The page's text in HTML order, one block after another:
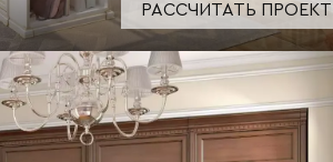
РАССЧИТАТЬ ПРОЕКТ